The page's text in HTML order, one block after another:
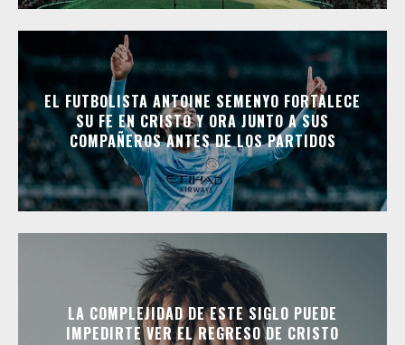
EL FUTBOLISTA ANTOINE SEMENYO FORTALECE
SU FE EN CRISTO Y ORA JUNTO A SUS
COMPAÑEROS ANTES DE LOS PARTIDOS
LA COMPLEJIDAD DE ESTE SIGLO PUEDE
IMPEDIRTE VER EL REGRESO DE CRISTO